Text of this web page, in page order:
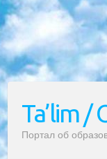
Ta’lim
Портал об